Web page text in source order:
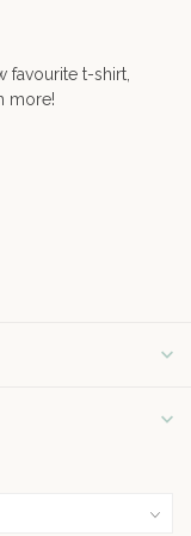
favourite t-shirt,
more!